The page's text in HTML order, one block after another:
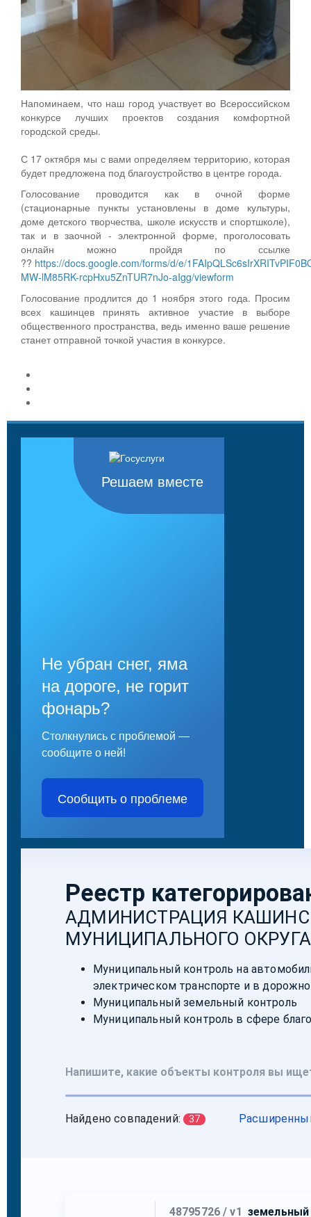
Напоминаем, что наш город участвует во Всероссийском
конкурсе лучших проектов создания комфортной
городской среды.
С 17 октября мы с вами определяем территорию, которая
будет предложена под благоустройство в центре города.
Голосование проводится как в очной форме
(стационарные пункты установлены в доме культуры,
доме детского творчества, школе искусств и спортшколе),
так и в заочной - электронной форме, проголосовать
онлайн можно пройдя по ссылке
?? https://docs.google.com/forms/d/e/
MW-lM85RK-rcpHxu5ZnTUR7nJo-aIgg/viewform
Голосование продлится до 1 ноября этого года. Просим
всех кашинцев принять активное участие в выборе
общественного пространства, ведь именно ваше решение
станет отправной точкой участия в конкурсе.
Решаем вместе
Не убран снег, яма
на дороге, не горит
фонарь?
Столкнулись с проблемой —
сообщите о ней!
Сообщить о проблеме